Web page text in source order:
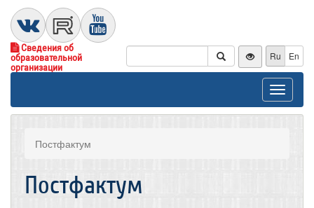
Сведения об
образовательной
организации
Ru En
Toggle
Постфактум
Постфактум